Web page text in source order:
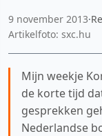
9 november 2013·
Artikelfoto: sxc.hu
Mijn weekje
de korte tijd
gesprekken
Nederlandse